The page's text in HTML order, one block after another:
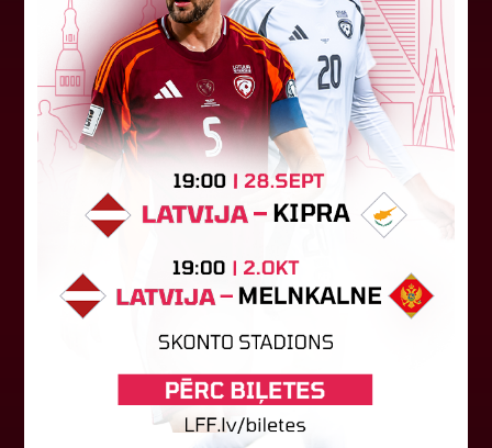
FK "Auda" pie eirokausu galda
turpina baudīt desertus
Otrdien Latvijas klubs FK "Auda" aizvadīja UEFA
Konferences līgas kvalifikācijas trešās kārtas
pirmo spēli, savu skatītāju priekšā "Skonto"
stadionā Rīgā ar 1:0 uzveica...
04. augusts 2026.